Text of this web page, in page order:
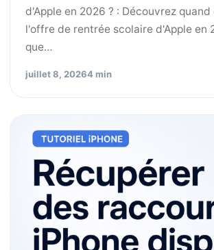
d'Apple en 2026 ? : Découvrez
l'offre de rentrée scolaire d'Apple en
que…
juillet 8, 20264 min